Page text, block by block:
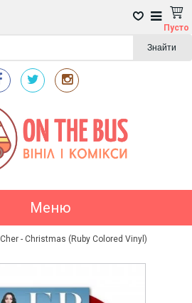
Пусто
Знайти
Меню
Cher - Christmas (Ruby Colored Vinyl)